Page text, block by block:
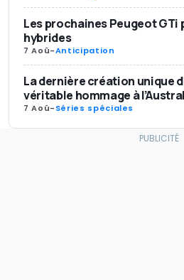
Les prochaines Peugeot
hybrides
7 Aoû-Anticipation
La dernière création unique
véritable hommage à
7 Aoû-Séries spéciales